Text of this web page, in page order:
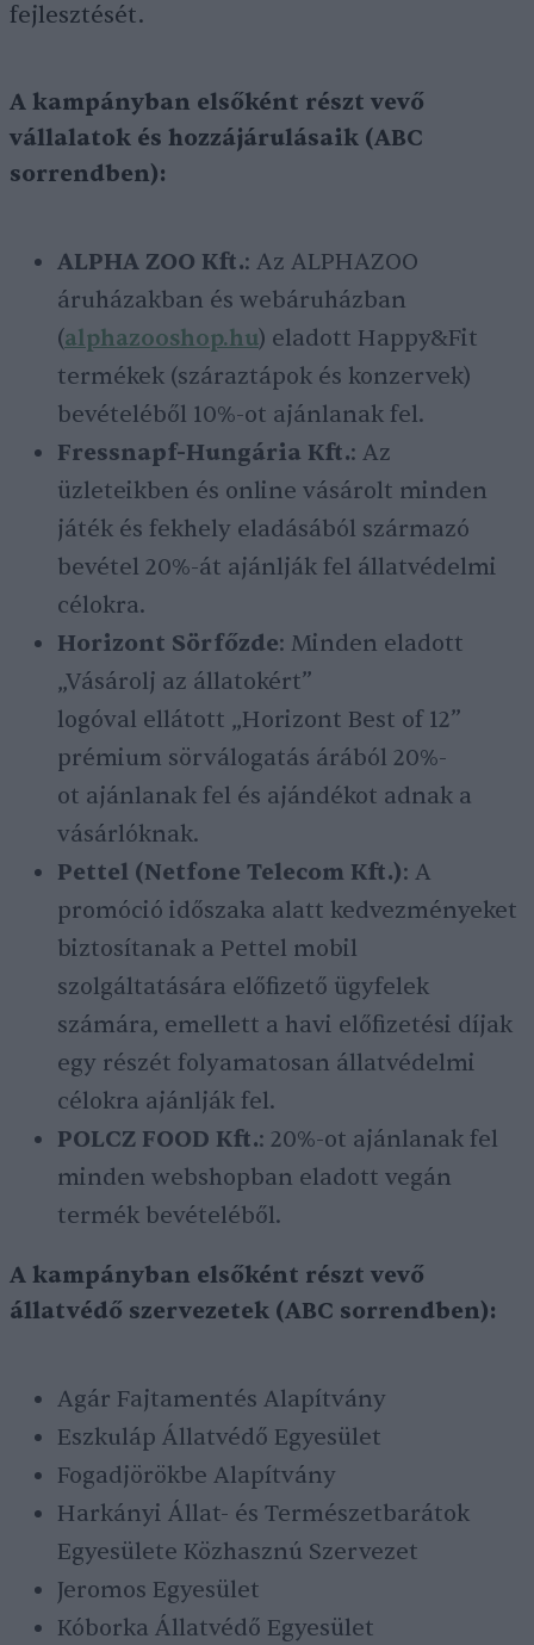
fejlesztését.
A kampányban elsőként részt vevő
vállalatok és hozzájárulásaik (ABC
sorrendben):
ALPHA ZOO Kft.: Az ALPHAZOO
áruházakban és webáruházban
(alphazooshop.hu) eladott Happy&Fit
termékek (száraztápok és konzervek)
bevételéből 10%-ot ajánlanak fel.
Fressnapf-Hungária Kft.: Az
üzleteikben és online vásárolt minden
játék és fekhely eladásából származó
bevétel 20%-át ajánlják fel állatvédelmi
célokra.
Horizont Sörfőzde: Minden eladott
„Vásárolj az állatokért”
logóval ellátott „Horizont Best of 12”
prémium sörválogatás árából 20%-
ot ajánlanak fel és ajándékot adnak a
vásárlóknak.
Pettel (Netfone Telecom Kft.): A
promóció időszaka alatt kedvezményeket
biztosítanak a Pettel mobil
szolgáltatására előfizető ügyfelek
számára, emellett a havi előfizetési díjak
egy részét folyamatosan állatvédelmi
célokra ajánlják fel.
POLCZ FOOD Kft.: 20%-ot ajánlanak fel
minden webshopban eladott vegán
termék bevételéből.
A kampányban elsőként részt vevő
állatvédő szervezetek (ABC sorrendben):
Agár Fajtamentés Alapítvány
Eszkuláp Állatvédő Egyesület
Fogadjörökbe Alapítvány
Harkányi Állat- és Természetbarátok
Egyesülete Közhasznú Szervezet
Jeromos Egyesület
Kóborka Állatvédő Egyesület